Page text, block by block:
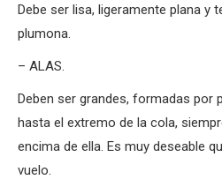
Debe ser lisa, ligeramente plana y
plumona.
– ALAS.
Deben ser grandes, formadas por
hasta el extremo de la cola,
encima de ella. Es muy deseable
vuelo.